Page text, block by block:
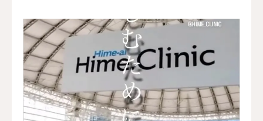
ニュース
水曜会
診療案内